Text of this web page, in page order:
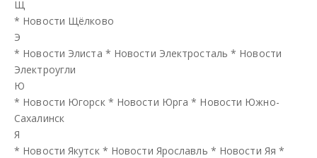
Щ
* Новости Щёлково
Э
* Новости Элиста * Новости Электросталь * Новости
Электроугли
Ю
* Новости Югорск* Новости Юрга * Новости Южно-
Сахалинск
Я
* Новости Якутск* Новости Ярославль * Новости Яя *